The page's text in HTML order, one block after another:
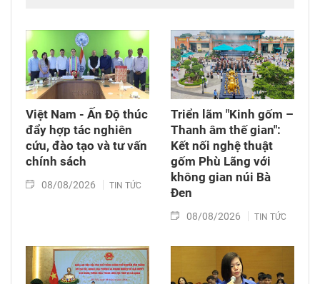
cho đồng bào nghèo tại xã biên giới Hùng Sơn
(thành phố Đà Nẵng).
Việt Nam - Ấn Độ thúc
đẩy hợp tác nghiên
cứu, đào tạo và tư vấn
chính sách
08/08/2026 TIN TỨC
Triển lãm "Kinh gốm –
Thanh âm thế gian":
Kết nối nghệ thuật
gốm Phù Lãng với
không gian núi Bà
Đen
08/08/2026 TIN TỨC